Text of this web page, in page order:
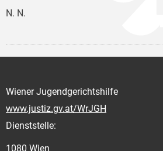
N. N.
Wiener Jugendgerichtshilfe
www.justiz.gv.at/WrJGH
Dienststelle:
1080 Wien